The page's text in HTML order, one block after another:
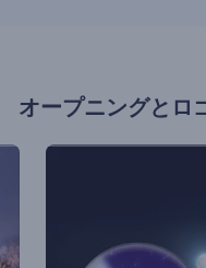
オープニングとロ